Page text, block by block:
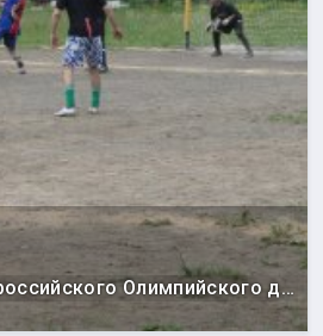
Празднование Всероссийского Олимпийского дня